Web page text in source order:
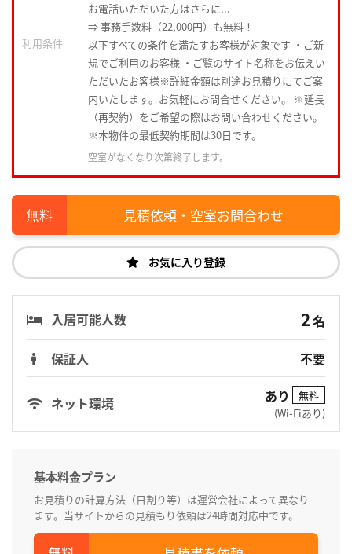
お電話いただいた方はさらに...
⇒ 事務手数料（22,000円）も無料！
利用条件
以下すべての条件を満たすお客様が対象です ・ご新
規でご利用のお客様 ・ご覧のサイト名称をお伝えい
ただいたお客様※詳細金額は別途お見積りにてご案
内いたします。お気軽にお問合せください。 ※延長
（再契約）をご希望の際はお問い合わせください。
※本物件の最低契約期間は30日です。
空室がなくなり次第終了します。
見積依頼・空室お問合わせ
お気に入り登録
入居可能人数 2名
保証人
不要
ネット環境 あり
無料
(Wi-Fiあり)
基本料金プラン
お見積りの計算方法（日割り等）は運営会社によって異なり
ます。当サイトからの見積もり依頼は24時間対応中です。